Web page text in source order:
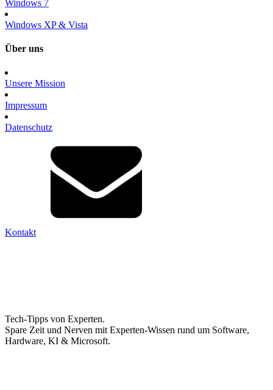
Windows 7
Windows XP & Vista
Über uns
Unsere Mission
Impressum
Datenschutz
Kontakt
Tech-Tipps von Experten.
Spare Zeit und Nerven mit Experten-Wissen rund um Software,
Hardware, KI & Microsoft.